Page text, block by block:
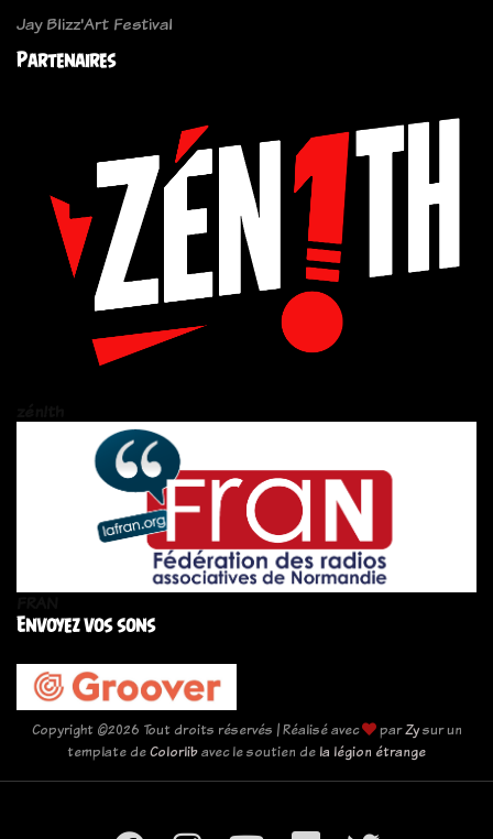
Jay Blizz'Art Festival
Partenaires
Envoyez vos sons
Copyright ©2026 Tout droits réservés | Réalisé avec parZysur un
template deColorlibavec le soutien de la légion étrange